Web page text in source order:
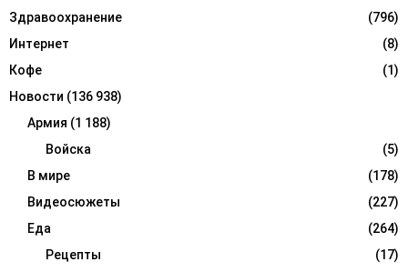
Здравоохранение
(796)
Интернет
(8)
Кофе
(1)
Новости (136 938)
Армия (1 188)
Войска
(5)
В мире
(178)
Видеосюжеты
(227)
Еда
(264)
Рецепты
(17)